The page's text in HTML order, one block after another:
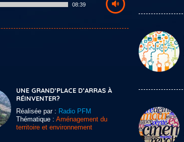
08:39
UNE GRAND’PLACE D’ARRAS À
RÉINVENTER?
Réalisée par : Radio PFM
Thématique : Aménagement du
territoire et environnement